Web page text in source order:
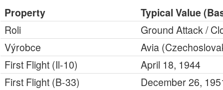
Property
Typical Value
Roli
Ground Attack /
Výrobce
Avia
First Flight (Il-10)
April 18, 1944
First Flight (B-33)
December 26,